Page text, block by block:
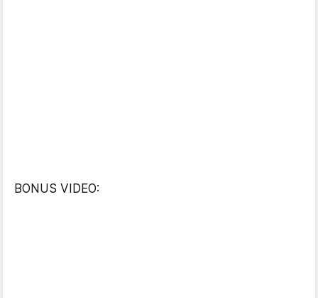
BONUS VIDEO: